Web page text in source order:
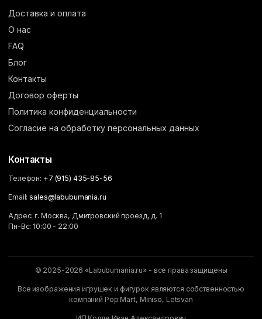
Доставка и оплата
О нас
FAQ
Блог
Контакты
Договор оферты
Политика конфиденциальности
Согласие на обработку персональных данных
Контакты
Телефон: +7 (915) 435-85-56
Email:sales@labubumania.ru
Адрес: г. Москва, Дмитровский проезд, д. 1
Пн-Вс: 10:00 - 22:00
© 2025-2026 «Labubumania.ru» - все права защищены
Все изображения игрушек и фигурок являются собственностью
компаний Pop Mart, Miniso, Letsvan